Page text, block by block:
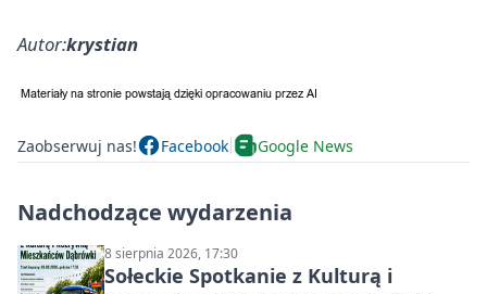
Autor:krystian
Zaobserwuj nas! Facebook Google News
Nadchodzące wydarzenia
8 sierpnia 2026, 17:30
Sołeckie Spotkanie z Kulturą i